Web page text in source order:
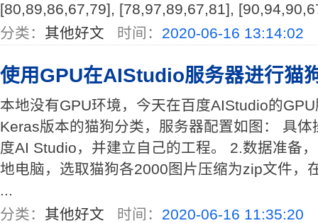
[80,89,86,67,79], [78,97,89,67,81],
分类： 其他好文 时间： 2020-06-16 13:14:02
使用GPU在AIStudio服务器进行猫
本地没有GPU环境，今天在百度AIStudio的
Keras版本的猫狗分类，服务器配置如图： 具
度AI Studio，并建立自己的工程。 2.数据准备
地电脑，选取猫狗各2000图片压缩为zip文件，
...
分类： 其他好文 时间： 2020-06-16 11:35:20